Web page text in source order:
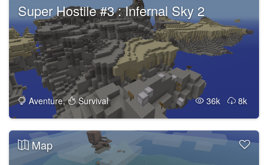
Super Hostile #3 : Infernal Sky 2
Aventure, Survival 36k 8k
Map